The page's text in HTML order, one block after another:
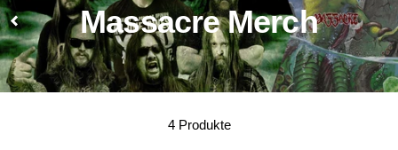
Massacre Merch
4 Produkte